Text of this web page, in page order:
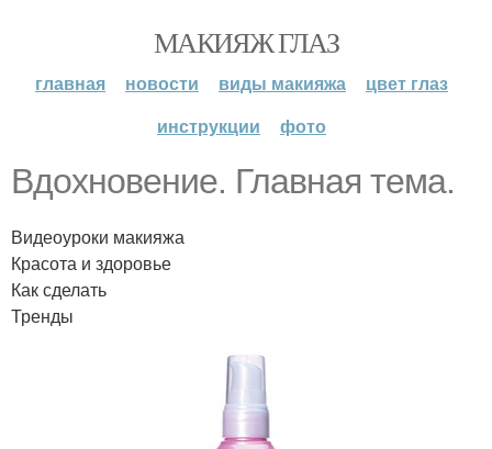
МАКИЯЖ ГЛАЗ
главная новости виды макияжа
цвет глаз
инструкции
фото
Вдохновение. Главная тема.
Видеоуроки макияжа
Красота и здоровье
Как сделать
Тренды